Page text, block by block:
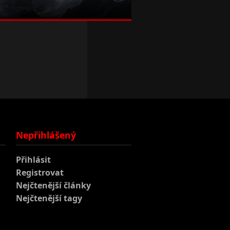
Nepřihlášený
Přihlásit
Registrovat
Nejčtenější články
Nejčtenější tagy